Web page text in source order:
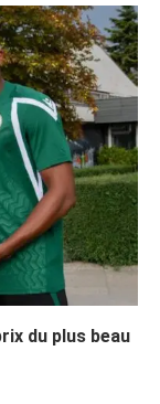
du plus beau